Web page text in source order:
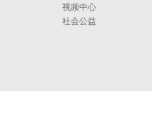
视频中心
社会公益